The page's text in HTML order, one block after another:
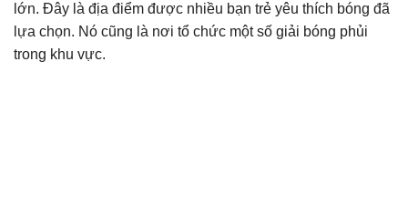
lớn. Đây là địa điểm được nhiều bạn trẻ yêu thích bóng đã
lựa chọn. Nó cũng là nơi tổ chức một số giải bóng phủi
trong khu vực.